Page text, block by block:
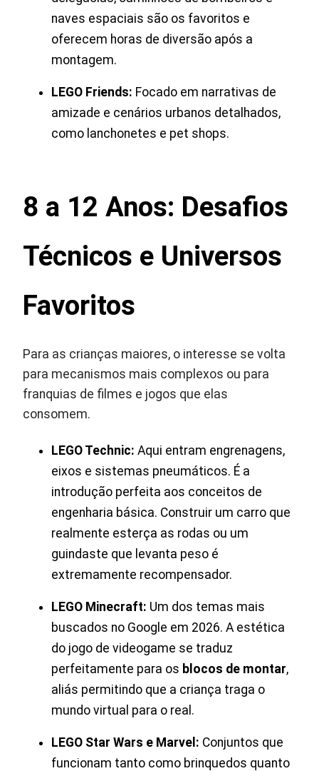
naves espaciais são os favoritos e
oferecem horas de diversão após a
montagem.
LEGO Friends: Focado em narrativas de
amizade e cenários urbanos detalhados,
como lanchonetes e pet shops.
8 a 12 Anos: Desafios
Técnicos e Universos
Favoritos
Para as crianças maiores, o interesse se volta
para mecanismos mais complexos ou para
franquias de filmes e jogos que elas
consomem.
LEGO Technic: Aqui entram engrenagens,
eixos e sistemas pneumáticos. É a
introdução perfeita aos conceitos de
engenharia básica. Construir um carro que
realmente esterça as rodas ou um
guindaste que levanta peso é
extremamente recompensador.
LEGO Minecraft: Um dos temas mais
buscados no Google em 2026. A estética
do jogo de videogame se traduz
perfeitamente para os blocos de montar,
aliás permitindo que a criança traga o
mundo virtual para o real.
LEGO Star Wars e Marvel: Conjuntos que
funcionam tanto como brinquedos quanto